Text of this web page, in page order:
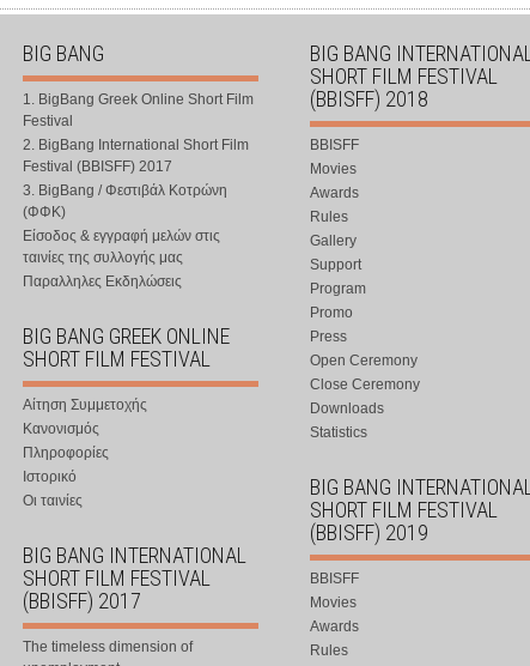
BIG BANG
1. BigBang Greek Online Short Film
Festival
2. BigBang International Short Film
Festival (BBISFF) 2017
3. BigBang / Φεστιβάλ Κοτρώνη
(ΦΦΚ)
Είσοδος & εγγραφή μελών στις
ταινίες της συλλογής μας
Παραλληλες Εκδηλώσεις
BIG BANG GREEK ONLINE
SHORT FILM FESTIVAL
Αίτηση Συμμετοχής
Κανονισμός
Πληροφορίες
Ιστορικό
Οι ταινίες
BIG BANG INTERNATIONAL
SHORT FILM FESTIVAL
(BBISFF) 2017
The timeless dimension of
BIG BANG INTERNATIONAL
SHORT FILM FESTIVAL
(BBISFF) 2018
BBISFF
Movies
Awards
Rules
Gallery
Support
Program
Promo
Press
Open Ceremony
Close Ceremony
Downloads
Statistics
BIG BANG INTERNATIONAL
SHORT FILM FESTIVAL
(BBISFF) 2019
BBISFF
Movies
Awards
Rules